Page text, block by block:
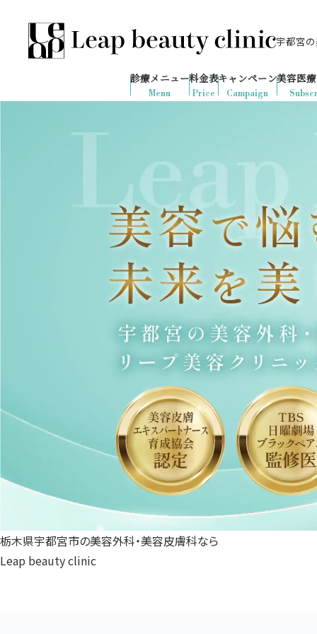
宇都宮
の予約が入りました
診療時間：10:00-19:00
（土日祝日対応）
Menu
診療メニュー
Price
料金表
Campaign
キャンペーン美容医療
栃木県宇都宮市の美容外科・美容皮膚科なら
Leap beauty clinic